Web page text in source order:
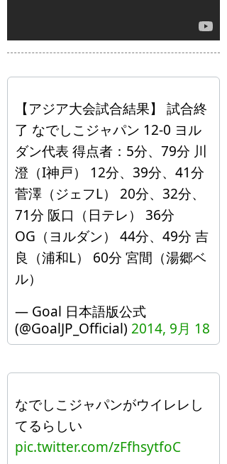
【アジア大会試合結果】 試合終
了 なでしこジャパン 12-0 ヨル
ダン代表 得点者：5分、79分 川
澄（I神戸） 12分、39分、41分
菅澤（ジェフL） 20分、32分、
71分 阪口（日テレ） 36分
OG（ヨルダン） 44分、49分 吉
良（浦和L） 60分 宮間（湯郷ベ
ル）
— Goal 日本語版公式
(@GoalJP_Official) 2014, 9月 18
なでしこジャパンがウイレレし
てるらしい
pic.twitter.com/zFfhsytfoC